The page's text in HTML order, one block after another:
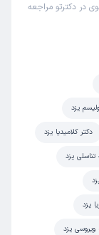
در دکترتو مراجعه
یزد
دکتر کلامیدیا یزد
یزد
یزد
ویروسی یزد